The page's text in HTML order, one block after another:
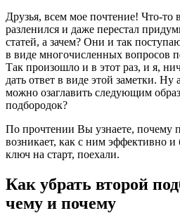
Друзья, всем мое почтение! Что-то
разленился и даже перестал
статей, а зачем? Они и так
в виде многочисленных вопросов
Так произошло и в этот раз, и я,
дать ответ в виде этой заметки.
можно озаглавить следующим
подбородок?
По прочтении Вы узнаете, почему
возникает, как с ним эффективно и
ключ на старт, поехали.
Как убрать второй
чему и почему